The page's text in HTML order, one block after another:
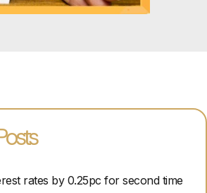
rates by 0.25pc for second time